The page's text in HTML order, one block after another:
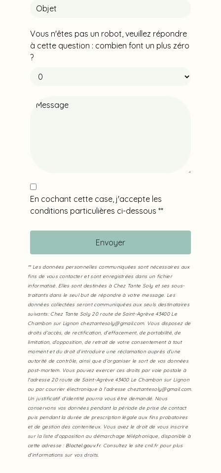
Vous n'êtes pas un robot, veuillez répondre
à cette question : combien font un plus zéro
?
En cochant cette case, j'accepte les
conditions particulières ci-dessous **
Envoyer
** Les données personnelles communiquées sont nécessaires aux
fins de vous contacter et sont enregistrées dans un fichier
informatisé. Elles sont destinées à Chez Tante Soly et ses sous-
traitants dans le seul but de répondre à votre message. Les
données collectées seront communiquées aux seuls destinataires
suivants: Chez Tante Soly 20 route de Saint-Agrève 43400 Le
Chambon sur Lignon cheztantesoly@gmail.com. Vous disposez de
droits d’accès, de rectification, d’effacement, de portabilité, de
limitation, d’opposition, de retrait de votre consentement à tout
moment et du droit d’introduire une réclamation auprès d’une
autorité de contrôle, ainsi que d’organiser le sort de vos données
post-mortem. Vous pouvez exercer ces droits par voie postale à
l'adresse 20 route de Saint-Agrève 43400 Le Chambon sur Lignon
ou par courrier électronique à l'adresse cheztantesoly@gmail.com.
Un justificatif d'identité pourra vous être demandé. Nous
conservons vos données pendant la période de prise de contact
puis pendant la durée de prescription légale aux fins probatoires
et de gestion des contentieux. Vous avez le droit de vous inscrire
sur la liste d'opposition au démarchage téléphonique, disponible à
cette adresse : Bloctel.gouv.fr. Consultez le site cnil.fr pour plus
d’informations sur vos droits.